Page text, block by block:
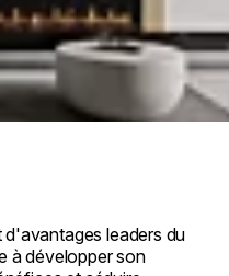
leaders du
à développer son